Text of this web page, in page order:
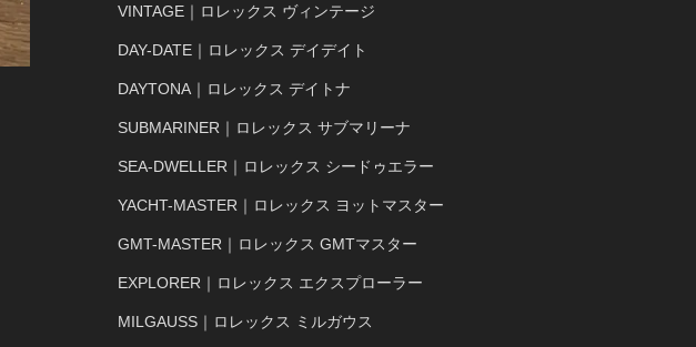
VINTAGE｜ロレックス ヴィンテージ
DAY-DATE｜ロレックス デイデイト
DAYTONA｜ロレックス デイトナ
SUBMARINER｜ロレックス サブマリーナ
SEA-DWELLER｜ロレックス シードゥエラー
YACHT-MASTER｜ロレックス ヨットマスター
GMT-MASTER｜ロレックス GMTマスター
EXPLORER｜ロレックス エクスプローラー
MILGAUSS｜ロレックス ミルガウス